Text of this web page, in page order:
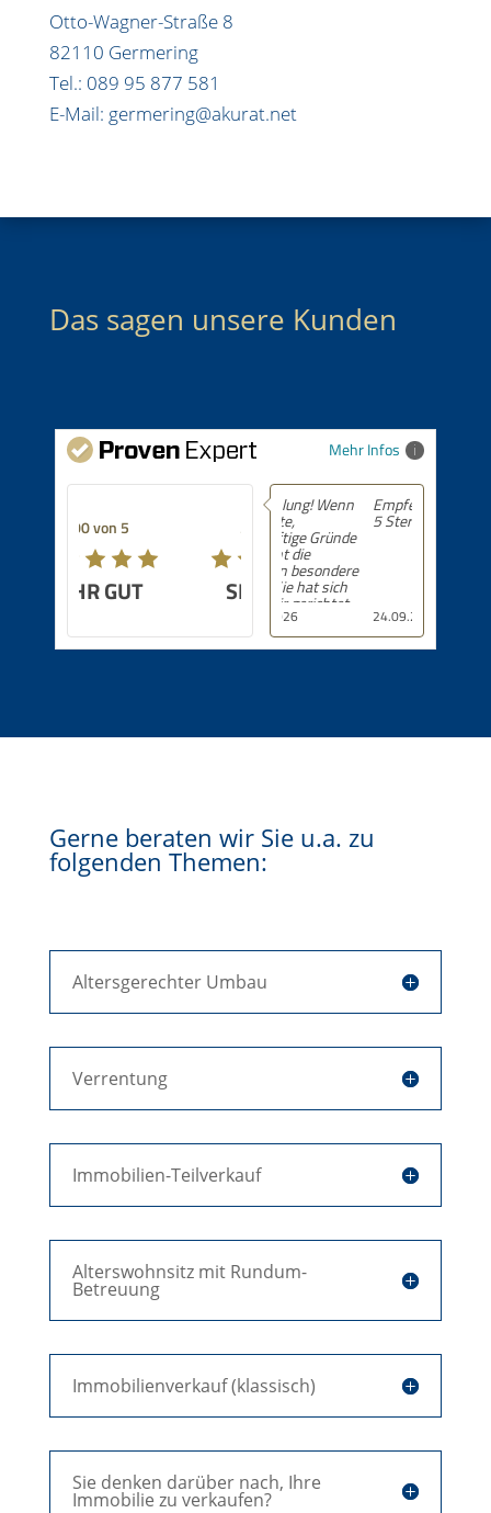
Otto-Wagner-Straße 8
82110 Germering
Tel.: 089 95 877 581
E-Mail: germering@akurat.net
Das sagen unsere Kunden
Mehr Infos
5.00 von 5
SEHR GUT
24.09.2025
Empfehlung! 5 von
5 Sternen.
Gerne beraten wir Sie u.a. zu
folgenden Themen:
Altersgerechter Umbau
Verrentung
Immobilien-Teilverkauf
Alterswohnsitz mit Rundum-
Betreuung
Immobilienverkauf (klassisch)
Sie denken darüber nach, Ihre
Immobilie zu verkaufen?